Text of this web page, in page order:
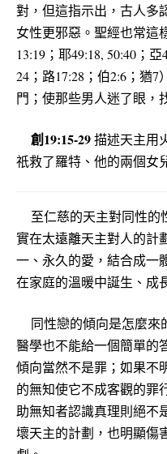
對，但這指示出，古人多
女性更邪惡。聖經也常這
13:19；耶49:18, 50:40；
24；路17:28；伯2:6；猶
門；使那些男人迷了眼，
創19:15-29描述天主用
祇救了羅特、他的兩個女
至仁慈的天主對同性的
實在太遠離天主對人的計
一、永久的愛，結合成一
在家庭的溫暖中誕生、成
同性戀的傾向是怎麼來
醫學也不能給一個簡單的
傾向當然不是罪；如果不
的無知使它不成客觀的罪
助無知者認識真理則絕不
壞天主的計劃，也明顯傷